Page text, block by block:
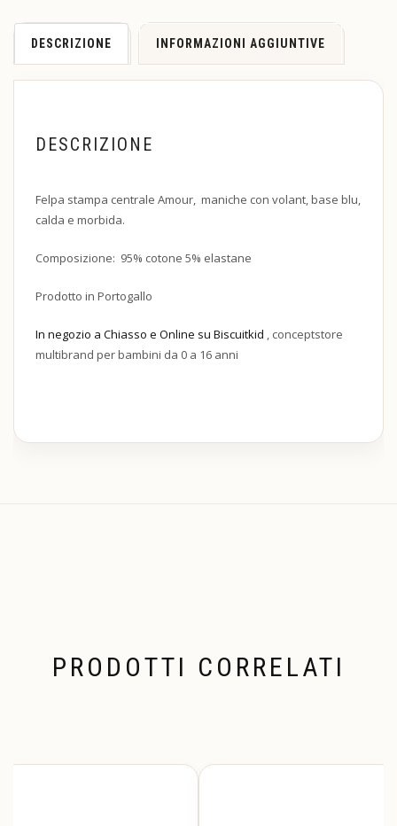
DESCRIZIONE INFORMAZIONI AGGIUNTIVE
DESCRIZIONE
Felpa stampa centrale Amour, maniche con volant, base blu,
calda e morbida.
Composizione: 95% cotone 5% elastane
Prodotto in Portogallo
In negozio a Chiasso e Online su Biscuitkid , conceptstore
multibrand per bambini da 0 a 16 anni
PRODOTTI CORRELATI